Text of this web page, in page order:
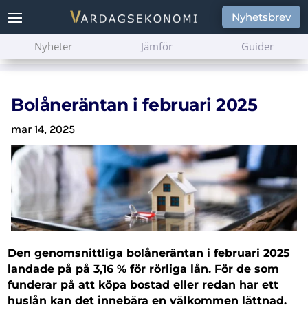
Nyhetsbrev
Nyheter Jämför Guider
Bolåneräntan i februari 2025
mar 14, 2025
Den genomsnittliga bolåneräntan i februari 2025
landade på på 3,16 % för rörliga lån. För de som
funderar på att köpa bostad eller redan har ett
huslån kan det innebära en välkommen lättnad.